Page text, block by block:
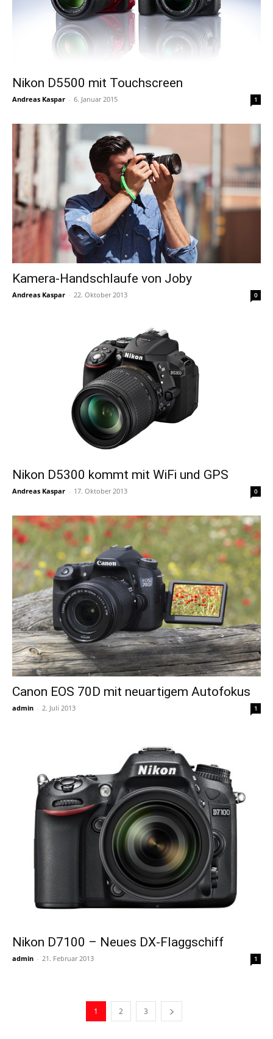
Nikon D5500 mit Touchscreen
Andreas Kaspar - 6. Januar 2015 1
Kamera-Handschlaufe von Joby
Andreas Kaspar - 22. Oktober 2013 0
Nikon D5300 kommt mit WiFi und GPS
Andreas Kaspar - 17. Oktober 2013 0
Canon EOS 70D mit neuartigem Autofokus
admin - 2. Juli 2013 1
Nikon D7100 – Neues DX-Flaggschiff
admin - 21. Februar 2013 1
1 2 3